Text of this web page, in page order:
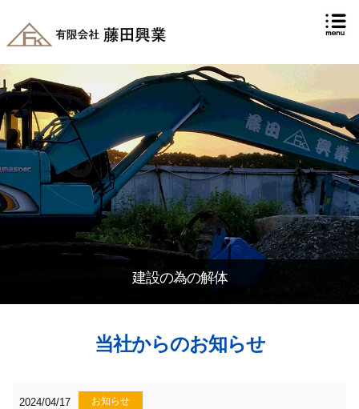
建設の為の解体
当社からのお知らせ
2024/04/17 お知らせ